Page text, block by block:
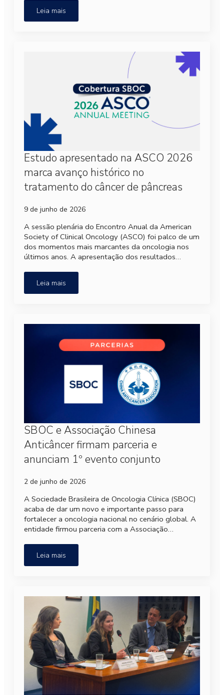
Leia mais
Estudo apresentado na ASCO 2026
marca avanço histórico no
tratamento do câncer de pâncreas
9 de junho de 2026
A sessão plenária do Encontro Anual da American
Society of Clinical Oncology (ASCO) foi palco de um
dos momentos mais marcantes da oncologia nos
últimos anos. A apresentação dos resultados…
Leia mais
SBOC e Associação Chinesa
Anticâncer firmam parceria e
anunciam 1º evento conjunto
2 de junho de 2026
A Sociedade Brasileira de Oncologia Clínica (SBOC)
acaba de dar um novo e importante passo para
fortalecer a oncologia nacional no cenário global. A
entidade firmou parceria com a Associação…
Leia mais